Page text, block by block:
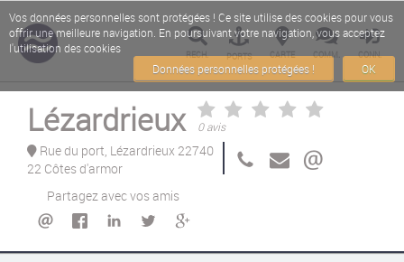
RECH. PORTS CARTE COMM. CONN.
Lézardrieux 0 avis
Rue du port, Lézardrieux 22740
22 Côtes d'armor
Partagez avec vos amis
Vos données personnelles sont protégées ! Ce site utilise des cookies pour vous
offrir une meilleure navigation. En poursuivant votre navigation, vous acceptez
l'utilisation des cookies
OK
Données personnelles protégées !